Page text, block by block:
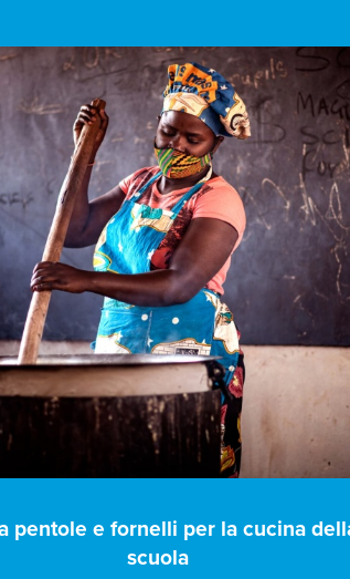
pentole e fornelli per la cucina
scuola